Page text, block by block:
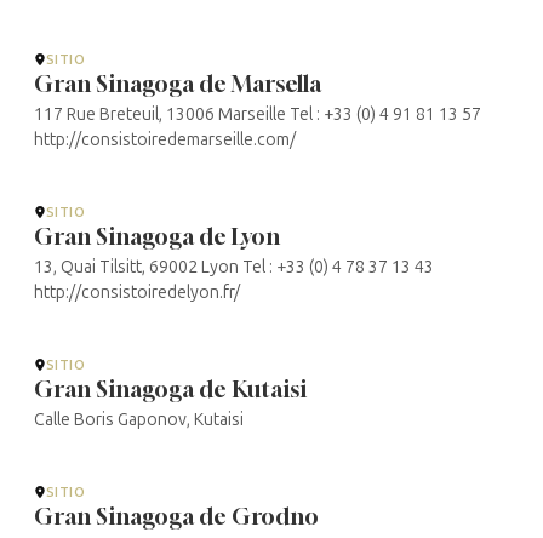
SITIO
Gran Sinagoga de Marsella
117 Rue Breteuil, 13006 Marseille Tel : +33 (0) 4 91 81 13 57
http://consistoiredemarseille.com/
SITIO
Gran Sinagoga de Lyon
13, Quai Tilsitt, 69002 Lyon Tel : +33 (0) 4 78 37 13 43
http://consistoiredelyon.fr/
SITIO
Gran Sinagoga de Kutaisi
Calle Boris Gaponov, Kutaisi
SITIO
Gran Sinagoga de Grodno